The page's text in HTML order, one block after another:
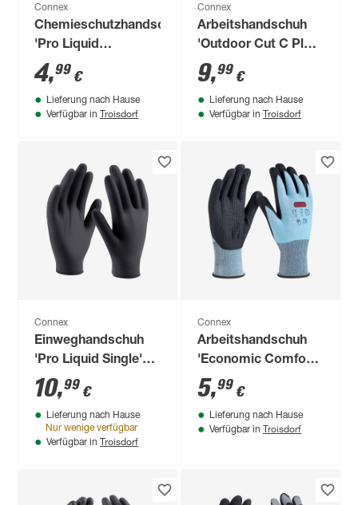
Connex
Chemieschutzhandschuh
'Pro Liquid
Chemical' blau
Größe 9/L
4,99 €
Lieferung nach Hause
Verfügbar in Troisdorf
Connex
Arbeitshandschuh
'Outdoor Cut C Plus'
gelb/schwarz Größe
8/M
9,99 €
Lieferung nach Hause
Verfügbar in Troisdorf
Connex
Einweghandschuh
'Pro Liquid Single'
schwarz Größe
10/XL
10,99 €
Lieferung nach Hause
Nur wenige verfügbar
Verfügbar in Troisdorf
Connex
Arbeitshandschuh
'Economic Comfort
Cool&Touch'
blau/weiß/schwarz
Größe 11/XXL
5,99 €
Lieferung nach Hause
Verfügbar in Troisdorf